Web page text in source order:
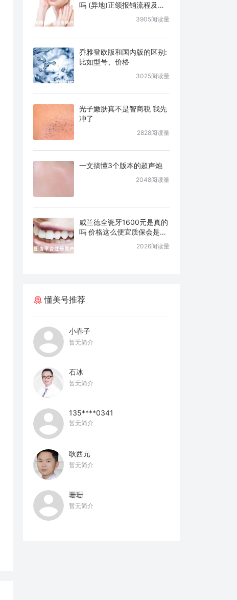
吗 (异地)正颌报销流程及条
3905阅读量
乔雅登欧版和国内版的区别:
比如型号、价格
3025阅读量
光子嫩肤真不是智商税 我先
冲了
2828阅读量
一文搞懂3个版本的超声炮
2048阅读量
威兰德全瓷牙1600元是真的
吗 价格这么便宜质保会是几
2026阅读量
懂美号推荐
小春子
暂无简介
石冰
暂无简介
135****0341
暂无简介
耿西元
暂无简介
珊珊
暂无简介